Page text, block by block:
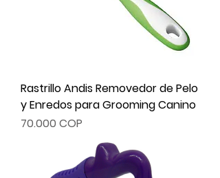
Rastrillo Andis Removedor de Pelo
y Enredos para Grooming Canino
Precio
70.000 COP